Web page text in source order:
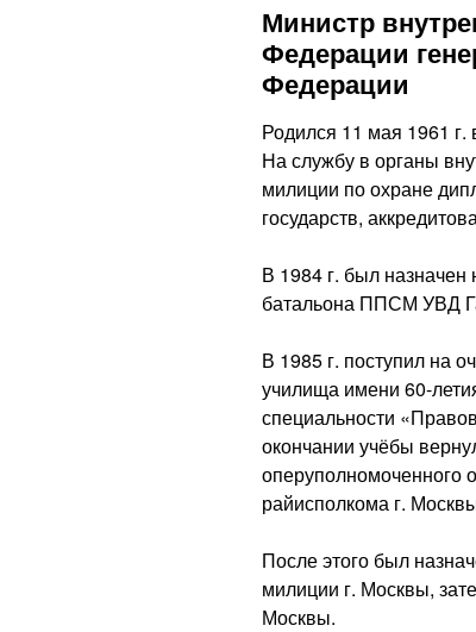
Министр
Федерации
Федерации
Родился 11 мая 1961
На службу в органы
милиции по охране
государств,
В 1984 г. был назначен
батальона ППСМ УВД
В 1985 г. поступил на
училища имени 60-
специальности
окончании учёбы
оперуполномоченного
райисполкома г.
После этого был
милиции г. Москвы,
Москвы.